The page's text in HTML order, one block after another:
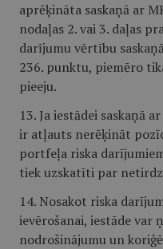
aprēķināta saskaņā ar
nodaļas 2. vai 3. daļas
darījumu vērtību
236. punktu, piemēro
pieeju.
13. Ja iestādei saskaņā
ir atļauts nerēķināt
portfeļa riska
tiek uzskatīti par
14. Nosakot riska
ievērošanai, iestāde var
nodrošinājumu un